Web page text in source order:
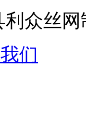
众丝
们